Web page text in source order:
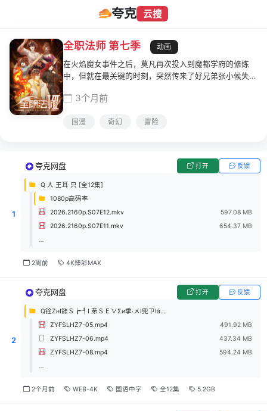
夸克 云搜
全职法师 第七季
动画
在火焰魔女事件之后，莫凡再次投入到魔都学府的修炼
中，但就在最关键的时刻，突然传来了好兄弟张小候失踪
柳茹共同赶赴古都，闯入了正处于妖魔活跃期的中心地
3个月前
国漫 奇幻 冒险
1
夸克网盘 打开 反馈
Q 人 王耳 只 [全12集]
1080p高码率
2026.2160p.S07E12.mkv
597.08 MB
2026.2160p.S07E11.mkv
654.37 MB
...
2周前 4K臻彩MAX
2
夸克网盘 打开 反馈
Q铨ZнI鍅Ｓ┢┦I 苐ＳＥ∨Σи季·メI兜ㄗIáⓝ (2026)
ZYFSLHZ7-05.mp4
491.92 MB
ZYFSLHZ7-06.mp4
437.34 MB
ZYFSLHZ7-08.mp4
594.24 MB
...
2个月前 WEB-4K 国语中字 全12集 5.2GB